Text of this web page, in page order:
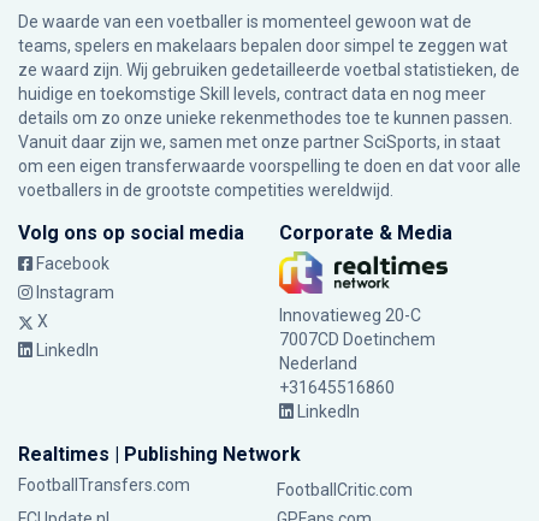
De waarde van een voetballer is momenteel gewoon wat de
teams, spelers en makelaars bepalen door simpel te zeggen wat
ze waard zijn. Wij gebruiken gedetailleerde voetbal statistieken, de
huidige en toekomstige Skill levels, contract data en nog meer
details om zo onze unieke rekenmethodes toe te kunnen passen.
Vanuit daar zijn we, samen met onze partner SciSports, in staat
om een eigen transferwaarde voorspelling te doen en dat voor alle
voetballers in de grootste competities wereldwijd.
Volg ons op social media
Facebook
Instagram
X
LinkedIn
Corporate & Media
Innovatieweg 20-C
7007CD Doetinchem
Nederland
+31645516860
LinkedIn
Realtimes | Publishing Network
FootballTransfers.com
FootballCritic.com